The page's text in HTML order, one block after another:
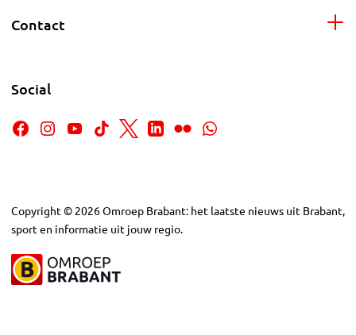
Contact
Social
Copyright © 2026Omroep Brabant: het laatste nieuws uit Brabant,
sport en informatie uit jouw regio.